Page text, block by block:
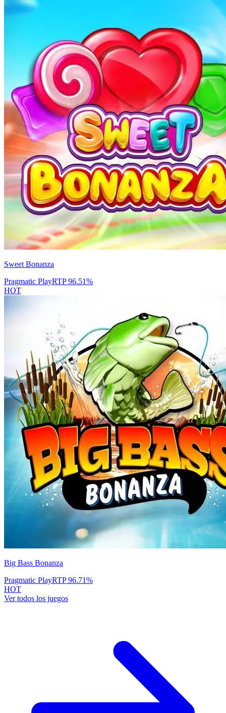
Sweet Bonanza
Pragmatic PlayRTP96.51%
HOT
Big Bass Bonanza
Pragmatic PlayRTP96.71%
HOT
Ver todos los juegos